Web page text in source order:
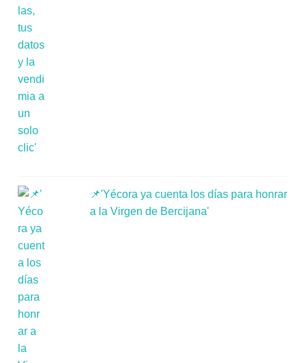
📌'Yécora ya cuenta los días para honrar
a la Virgen de Bercijana'